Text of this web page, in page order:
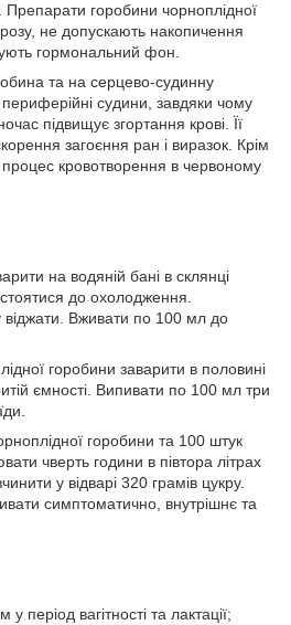
Препарати горобини чорноплідної
не допускають накопичення
гормональний фон.
та на серцево-судинну
судини, завдяки чому
підвищує згортання крові. Її
загоєння ран і виразок. Крім
кровотворення в червоному
на водяній бані в склянці
до охолодження.
віджати. Вживати по 100 мл до
горобини заварити в половині
ємності. Випивати по 100 мл три
горобини та 100 штук
чверть години в півтора літрах
у відварі 320 грамів цукру.
симптоматично, внутрішнє та
період вагітності та лактації;